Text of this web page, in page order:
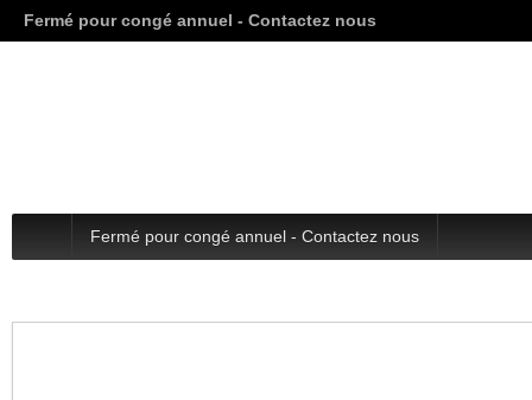
Fermé pour congé annuel - Contactez nous
Fermé pour congé annuel - Contactez nous